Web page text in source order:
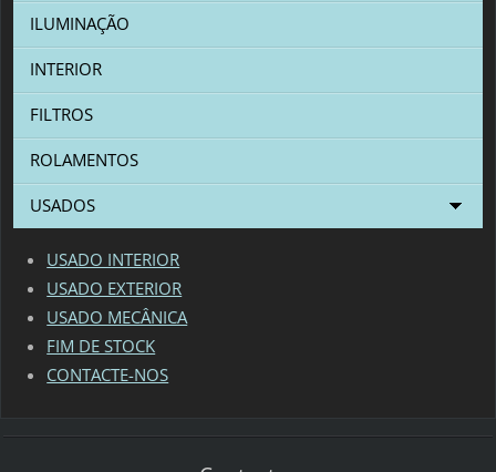
ILUMINAÇÃO
INTERIOR
FILTROS
ROLAMENTOS
USADOS
USADO INTERIOR
USADO EXTERIOR
USADO MECÂNICA
FIM DE STOCK
CONTACTE-NOS